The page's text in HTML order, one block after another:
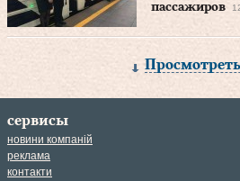
пассажиров
сервисы
новини компаній
реклама
контакти